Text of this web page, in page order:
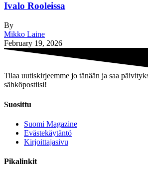
Ivalo Rooleissa
By
Mikko Laine
February 19, 2026
Tilaa uutiskirjeemme jo tänään ja saa
sähköpostiisi!
Suosittu
Suomi Magazine
Evästekäytäntö
Kirjoittajasivu
Pikalinkit